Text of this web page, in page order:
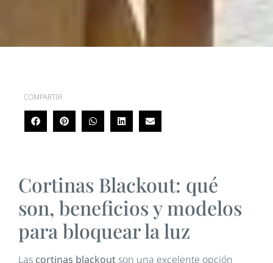
COMPARTIR
Cortinas Blackout: qué
son, beneficios y modelos
para bloquear la luz
Las cortinas blackoutson una excelente opción